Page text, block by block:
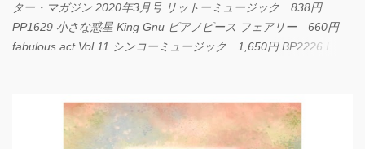
ター・マガジン 2020年3月号 リットーミュージック 838円
PP1629 小さな惑星 King Gnu ピアノピース フェアリー 660円
fabulous act Vol.11 シンコーミュージック 1,650円 BP2226 I